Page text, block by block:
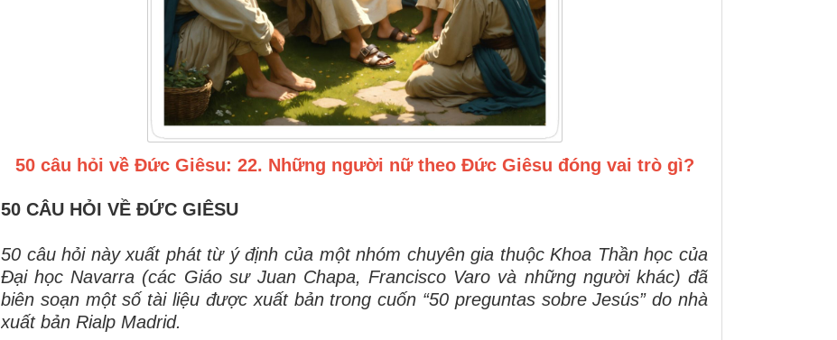
50 câu hỏi về Đức Giêsu: 22. Những người nữ theo Đức Giêsu đóng vai trò gì?
50 CÂU HỎI VỀ ĐỨC GIÊSU
50 câu hỏi này xuất phát từ ý định của một nhóm chuyên gia thuộc Khoa Thần học của
Đại học Navarra (các Giáo sư Juan Chapa, Francisco Varo và những người khác) đã
biên soạn một số tài liệu được xuất bản trong cuốn “50 preguntas sobre Jesús” do nhà
xuất bản Rialp Madrid.